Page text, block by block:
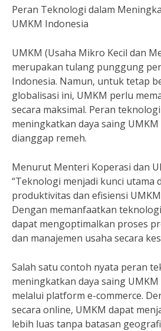
Peran Teknologi dalam
UMKM Indonesia
UMKM (Usaha Mikro Kecil dan
merupakan tulang punggung
Indonesia. Namun, untuk tetap
globalisasi ini, UMKM perlu
secara maksimal. Peran
meningkatkan daya saing
dianggap remeh.
Menurut Menteri Koperasi dan
“Teknologi menjadi kunci utama
produktivitas dan efisiensi
Dengan memanfaatkan
dapat mengoptimalkan proses
dan manajemen usaha secara
Salah satu contoh nyata peran
meningkatkan daya saing
melalui platform e-commerce.
secara online, UMKM dapat
lebih luas tanpa batasan